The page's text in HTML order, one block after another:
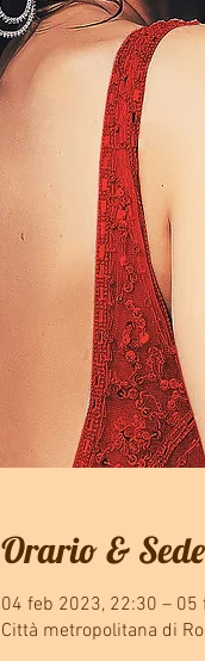
Orario & Sede
04 feb 2023, 22:30 – 05
Città metropolitana di